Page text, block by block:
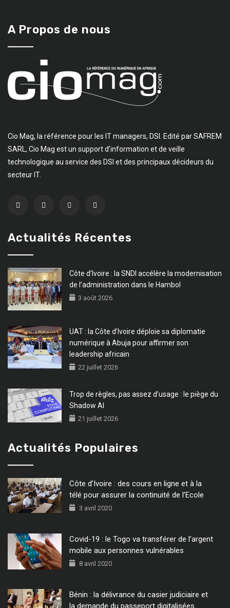
A Propos de nous
Cio Mag, la référence pour les IT managers, DSI. Edité par SAFREM
SARL, Cio Mag est un support d’information et de veille
technologique au service des DSI et des principaux décideurs du
secteur IT.
Actualités Récentes
Côte d’Ivoire : la SNDI accélère la modernisation
de l’administration dans le Hambol
3 août 2026
UAT : la Côte d’Ivoire déploie sa diplomatie
numérique à Abuja pour affirmer son
leadership africain
22 juillet 2026
Trop de règles, pas assez d’usage : le piège du
Shadow AI
21 juillet 2026
Actualités Populaires
Côte d’Ivoire : des cours en ligne et à la
télé pour assurer la continuité de l’Ecole
3 avril 2020
Covid-19 : le Togo va transférer de l’argent
mobile aux personnes vulnérables
8 avril 2020
Bénin : la délivrance du casier judiciaire et
la demande du passeport digitalisées